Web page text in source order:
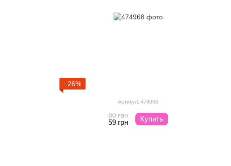
−26%
Артикул: 474968
80 грн
59 грн Купить